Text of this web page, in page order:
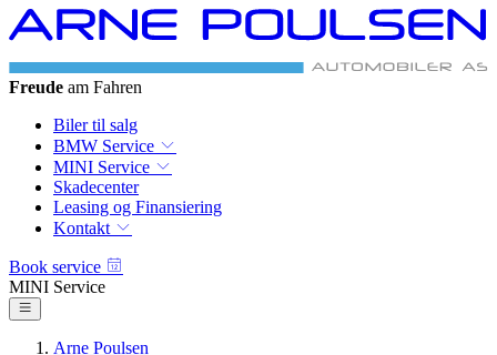
BMW & MINIAutoriseret Service
Biler til salg
BMW Service
MINI Service
Skadecenter
Leasing og Finansiering
Kontakt
Book service
BMW Service
Arne Poulsen